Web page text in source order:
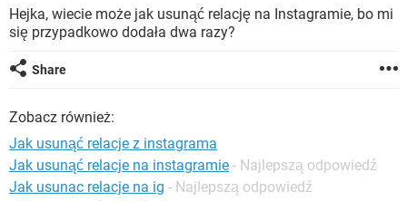
WINDOWS 10
INSTAGRAM FACEBOOK
WINDOWS 10
GRY WHATSAPP
INSTAGRAM
WINDOWS 10
Hejka, wiecie może jak usunąć relację na Instagramie, bo mi
się przypadkowo dodała dwa razy?
Share
Zobacz również:
Jak usunąć relacje z instagrama
Jak usunąć relacje na instagramie - Najlepszą odpowiedź
Jak usunac relacje na ig - Najlepszą odpowiedź